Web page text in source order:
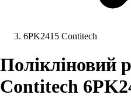
6PK2415 Contitech
Полікліновий
Contitech